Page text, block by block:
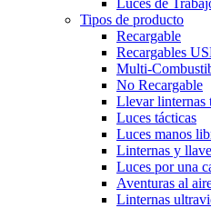
Luces de
Tipos de producto
Recargable
Recargables
Multi-
No Recargable
Llevar linternas
Luces tácticas
Luces manos
Linternas y
Luces por una
Aventuras al
Linternas